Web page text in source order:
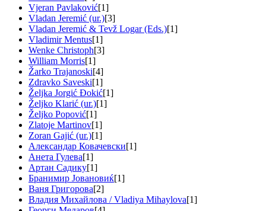
Vjeran Pavlaković[1]
Vladan Jeremić (ur.)[3]
Vladan Jeremić & Tevž Logar (Eds.)[1]
Vladimir Mentus[1]
Wenke Christoph[3]
William Morris[1]
Žarko Trajanoski[4]
Zdravko Saveski[1]
Željka Jorgić Đokić[1]
Željko Klarić (ur.)[1]
Željko Popović[1]
Zlatoje Martinov[1]
Zoran Gajić (ur.)[1]
Александар Ковачевски[1]
Анета Гулева[1]
Артан Садику[1]
Бранимир Јовановиќ[1]
Ваня Григорова[2]
Владия Михайлова / Vladiya Mihaylova[1]